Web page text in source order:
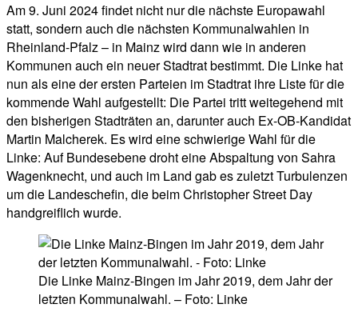
Am 9. Juni 2024 findet nicht nur die nächste Europawahl
statt, sondern auch die nächsten Kommunalwahlen in
Rheinland-Pfalz – in Mainz wird dann wie in anderen
Kommunen auch ein neuer Stadtrat bestimmt. Die Linke hat
nun als eine der ersten Parteien im Stadtrat ihre Liste für die
kommende Wahl aufgestellt: Die Partei tritt weitegehend mit
den bisherigen Stadträten an, darunter auch Ex-OB-Kandidat
Martin Malcherek. Es wird eine schwierige Wahl für die
Linke: Auf Bundesebene droht eine Abspaltung von Sahra
Wagenknecht, und auch im Land gab es zuletzt Turbulenzen
um die Landeschefin, die beim Christopher Street Day
handgreiflich wurde.
Die Linke Mainz-Bingen im Jahr 2019, dem Jahr der
letzten Kommunalwahl. – Foto: Linke